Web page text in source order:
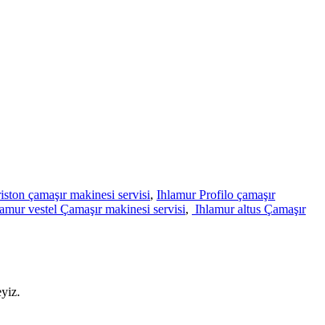
çamaşır makinesi servisi, Ihlamur Profilo çamaşır
vestel Çamaşır makinesi servisi, Ihlamur altus Çamaşır